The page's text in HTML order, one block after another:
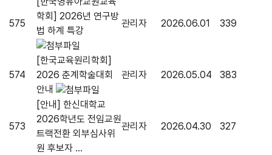
575
학회] 2026년 연구방
법 하계 특강
관리자 2026.06.01 339
574
[한국교육원리학회]
2026 춘계학술대회
안내
관리자 2026.05.04 383
573
[안내] 한신대학교
2026학년도 전임교원
트랙전환 외부심사위
원 후보자 ...
관리자 2026.04.30 327